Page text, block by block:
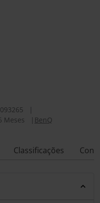
Meses BenQ
Classificações